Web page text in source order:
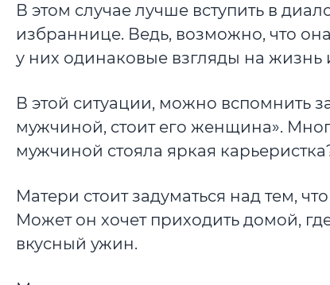
В этом случае лучше вступить в
избраннице. Ведь, возможно, что
у них одинаковые взгляды на жизнь
В этой ситуации, можно вспомнить
мужчиной, стоит его женщина».
мужчиной стояла яркая
Матери стоит задуматься над тем,
Может он хочет приходить домой,
вкусный ужин.